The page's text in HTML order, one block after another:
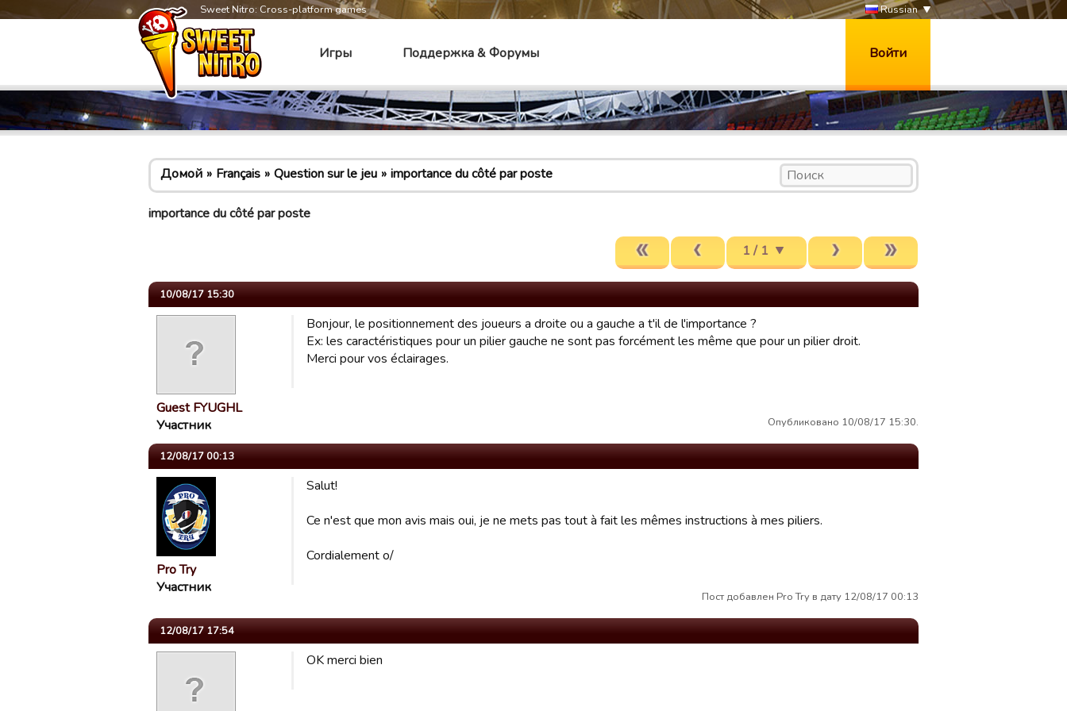
Sweet Nitro: Cross-platform games Russian
Игры Поддержка & Форумы Войти
Домой Français Question sur le jeu importance du côté par poste
importance du côté par poste
1 / 1
10/08/17 15:30
Guest FYUGHL
Участник
Bonjour, le positionnement des joueurs a droite ou a gauche a t'il de l'importance ?
Ex: les caractéristiques pour un pilier gauche ne sont pas forcément les même que pour un pilier droit.
Merci pour vos éclairages.
Опубликовано 10/08/17 15:30.
12/08/17 00:13
Pro Try
Участник
Salut!
Ce n'est que mon avis mais oui, je ne mets pas tout à fait les mêmes instructions à mes piliers.
Cordialement o/
Пост добавлен Pro Try в дату 12/08/17 00:13
12/08/17 17:54
OK merci bien